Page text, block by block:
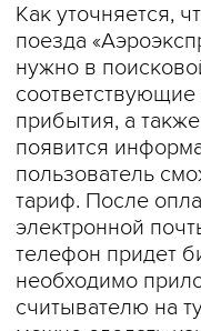
Как уточняется,
поезда
нужно в
прибытия, а
появится
пользователь
тариф. После
электронной
телефон придет
необходимо
считывателю на